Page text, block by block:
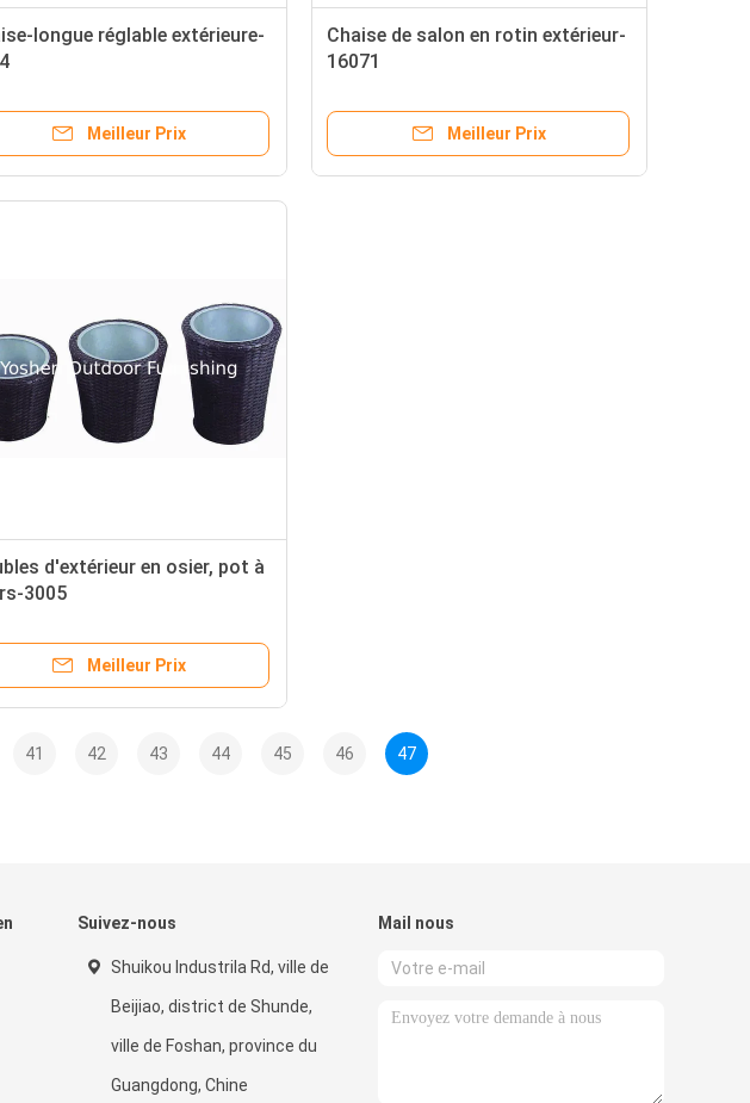
longue réglable extérieure-
Meilleur Prix
Chaise de salon en rotin extérieur-
16071
Meilleur Prix
d'extérieur en osier, pot à
3005
Meilleur Prix
41 42 43 44 45 46 47
Suivez-nous
Shuikou Industrila Rd, ville de
Beijiao, district de Shunde,
ville de Foshan, province du
Guangdong, Chine
Mail nous